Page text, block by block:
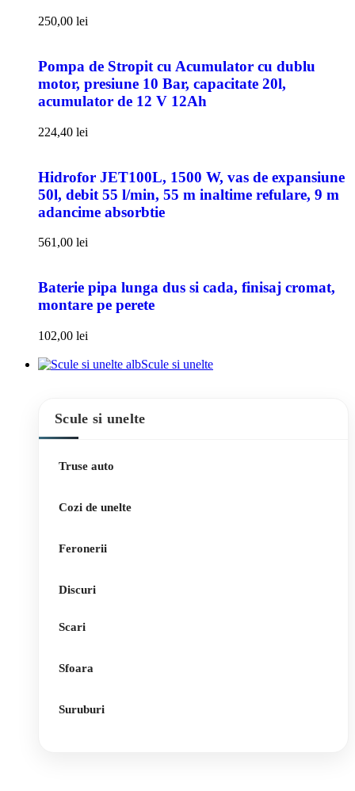
250,00 lei
Pompa de Stropit cu Acumulator cu dublu
motor, presiune 10 Bar, capacitate 20l,
acumulator de 12 V 12Ah
224,40 lei
Hidrofor JET100L, 1500 W, vas de expansiune
50l, debit 55 l/min, 55 m inaltime refulare, 9 m
adancime absorbtie
561,00 lei
Baterie pipa lunga dus si cada, finisaj cromat,
montare pe perete
102,00 lei
Scule si unelte
Scule si unelte
Truse auto
Cozi de unelte
Feronerii
Discuri
Scari
Sfoara
Suruburi